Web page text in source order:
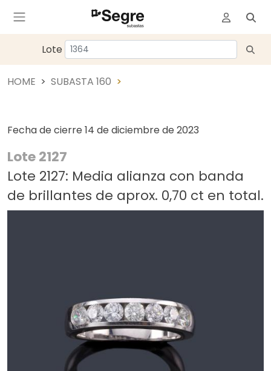
Lote
HOME SUBASTA 160
Fecha de cierre 14 de diciembre de 2023
Lote 2127
Lote 2127: Media alianza con banda
de brillantes de aprox. 0,70 ct en total.